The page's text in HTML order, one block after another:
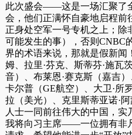
此次盛会——这是一场汇聚了
会，他们正满怀自豪地启程前
正身处空军一号专机之上；除
可能发生的事），否则
界的术语来说，那就是假新闻
姆、拉里·芬克、斯蒂芬·施瓦
音）、布莱恩·赛克斯（嘉吉
卡尔普（GE航空）、大卫·所
拉（美光）、克里斯蒂亚诺·
人士一同前往伟大的中国，实
我将向习主席——一位拥有非